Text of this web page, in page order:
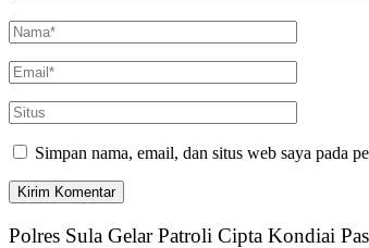
Simpan nama, email, dan situs web saya pada
Polres Sula Gelar Patroli Cipta Kondiai